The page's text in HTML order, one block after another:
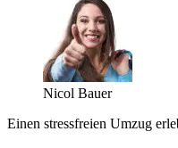
Nicol Bauer
Einen stressfreien Umzug